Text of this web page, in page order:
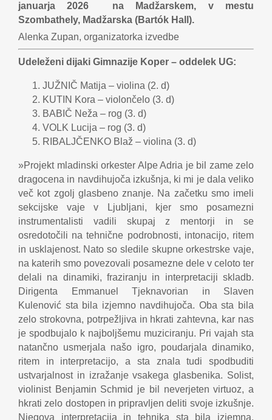
januarja 2026 na Madžarskem, v mestu
Szombathely, Madžarska (Bartók Hall).
Alenka Zupan, organizatorka izvedbe
Udeleženi dijaki Gimnazije Koper – oddelek UG:
JUŽNIČ Matija – violina (2. d)
KUTIN Kora – violončelo (3. d)
BABIČ Neža – rog (3. d)
VOLK Lucija – rog (3. d)
RIBALJČENKO Blaž – violina (3. d)
»Projekt mladinski orkester Alpe Adria je bil zame zelo
dragocena in navdihujoča izkušnja, ki mi je dala veliko
več kot zgolj glasbeno znanje. Na začetku smo imeli
sekcijske vaje v Ljubljani, kjer smo posamezni
instrumentalisti vadili skupaj z mentorji in se
osredotočili na tehnične podrobnosti, intonacijo, ritem
in usklajenost. Nato so sledile skupne orkestrske vaje,
na katerih smo povezovali posamezne dele v celoto ter
delali na dinamiki, fraziranju in interpretaciji skladb.
Dirigenta Emmanuel Tjeknavorian in Slaven
Kulenović sta bila izjemno navdihujoča. Oba sta bila
zelo strokovna, potrpežljiva in hkrati zahtevna, kar nas
je spodbujalo k najboljšemu muziciranju. Pri vajah sta
natančno usmerjala našo igro, poudarjala dinamiko,
ritem in interpretacijo, a sta znala tudi spodbuditi
ustvarjalnost in izražanje vsakega glasbenika. Solist,
violinist Benjamin Schmid je bil neverjeten virtuoz, a
hkrati zelo dostopen in pripravljen deliti svoje izkušnje.
Njegova interpretacija in tehnika sta bila izjemna,